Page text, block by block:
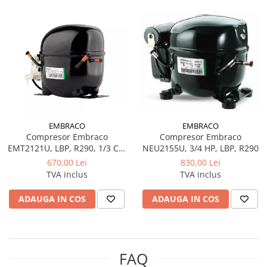
EMBRACO
Compresor Embraco
EMT2121U, LBP, R290, 1/3 CP,
268 W
670,00 Lei
TVA inclus
ADAUGA IN COS
EMBRACO
Compresor Embraco
NEU2155U, 3/4 HP, LBP, R290
830,00 Lei
TVA inclus
ADAUGA IN COS
FAQ